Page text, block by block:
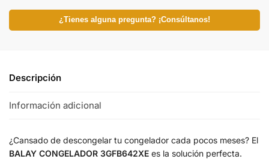
¿Tienes alguna pregunta? ¡Consúltanos!
Descripción
Información adicional
¿Cansado de descongelar tu congelador cada pocos meses? El
BALAY CONGELADOR 3GFB642XE es la solución perfecta.